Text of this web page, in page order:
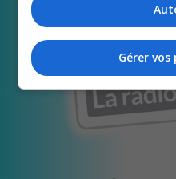
Gérer